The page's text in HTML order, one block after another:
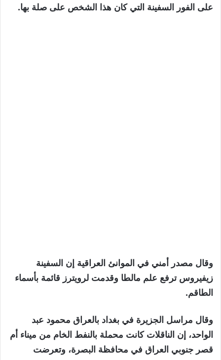
عناصر
على الفور السفينة التي كان هذا الشخص على صلة بها.
وقال مصدر أمني في الموانئ العراقية إن السفينة
زيفيروس ترفع علم مالطا وقدمت لرويترز قائمة بأسماء
الطاقم.
وقال مراسل الجزيرة في بغداد بالعراق محمود عبد
الواحد، إن الناقلات كانت محملة بالنفط الخام من ميناء أم
قصر جنوبي العراق في محافظة البصرة، وتعرضت